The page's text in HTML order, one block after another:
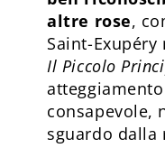
altre rose,
Saint-
Il Piccolo
consapevole,
sguardo dalla